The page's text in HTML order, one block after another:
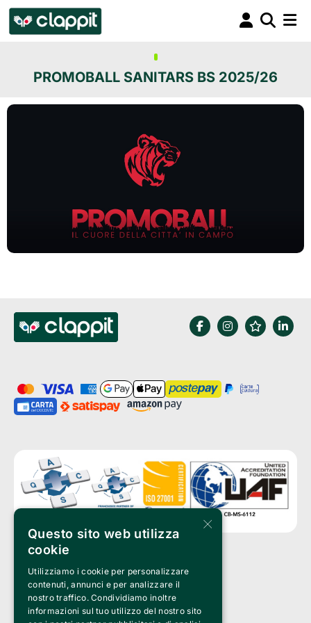
PROMOBALL SANITARS BS 2025/26
Clappit è un marchio di proprietà di:
Bemils Srl
a Socio Unico
Via Fosse Ardeatine, 4 -20092 Cinisello Balsamo (MI)
PI 05589050961
×
Questo sito web utilizza
cookie
Utilizziamo i cookie per personalizzare
contenuti, annunci e per analizzare il
nostro traffico. Condividiamo inoltre
informazioni sul tuo utilizzo del nostro sito